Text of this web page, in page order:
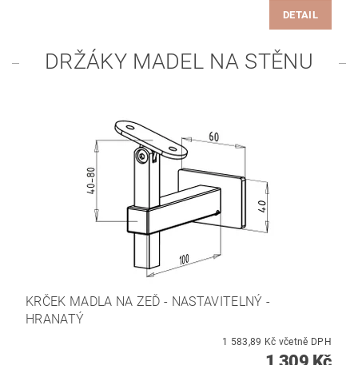
DETAIL
DRŽÁKY MADEL NA STĚNU
KRČEK MADLA NA ZEĎ - NASTAVITELNÝ -
HRANATÝ
1 583,89 Kč včetně DPH